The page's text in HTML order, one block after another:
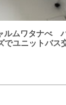
ルムワタナべ
ユニットバス